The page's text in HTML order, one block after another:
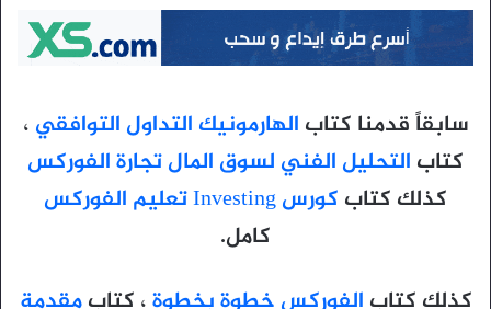
سابقاً قدمنا كتاب الهارمونيك التداول التوافقي ،
كتاب التحليل الفني لسوق المال تجارة الفوركس
كذلك كتاب كورس Investing تعليم الفوركس
كامل.